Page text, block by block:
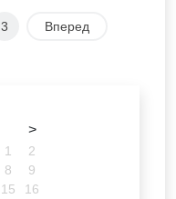
3 Вперед
>
1
2
8
9
15
16